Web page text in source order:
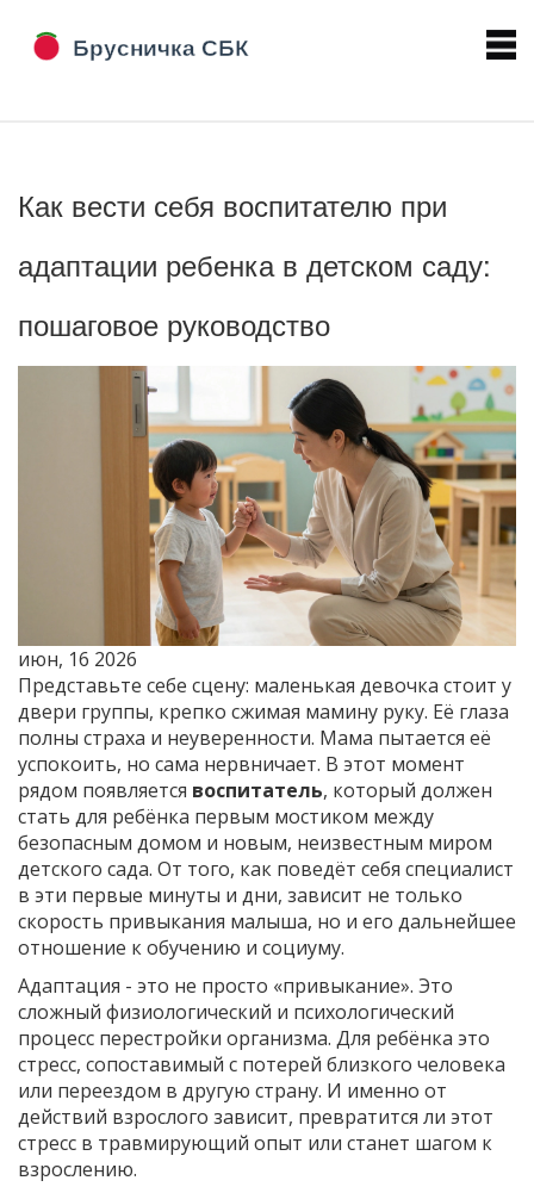
Как вести себя воспитателю при
адаптации ребенка в детском саду:
пошаговое руководство
июн, 16 2026
Представьте себе сцену: маленькая девочка стоит у
двери группы, крепко сжимая мамину руку. Её глаза
полны страха и неуверенности. Мама пытается её
успокоить, но сама нервничает. В этот момент
рядом появляется воспитатель, который должен
стать для ребёнка первым мостиком между
безопасным домом и новым, неизвестным миром
детского сада. От того, как поведёт себя специалист
в эти первые минуты и дни, зависит не только
скорость привыкания малыша, но и его дальнейшее
отношение к обучению и социуму.
Адаптация - это не просто «привыкание». Это
сложный физиологический и психологический
процесс перестройки организма. Для ребёнка это
стресс, сопоставимый с потерей близкого человека
или переездом в другую страну. И именно от
действий взрослого зависит, превратится ли этот
стресс в травмирующий опыт или станет шагом к
взрослению.